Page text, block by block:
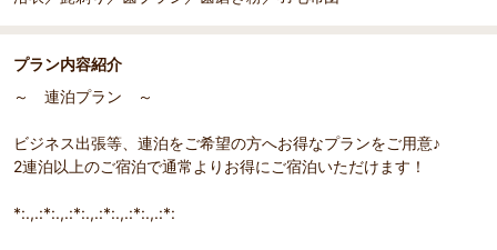
プラン内容紹介
～ 連泊プラン ～
ビジネス出張等、連泊をご希望の方へお得なプランをご用意♪
2連泊以上のご宿泊で通常よりお得にご宿泊いただけます！
*:.,.:*:.,.:*:.,.:*:.,.:*:.,.:*: